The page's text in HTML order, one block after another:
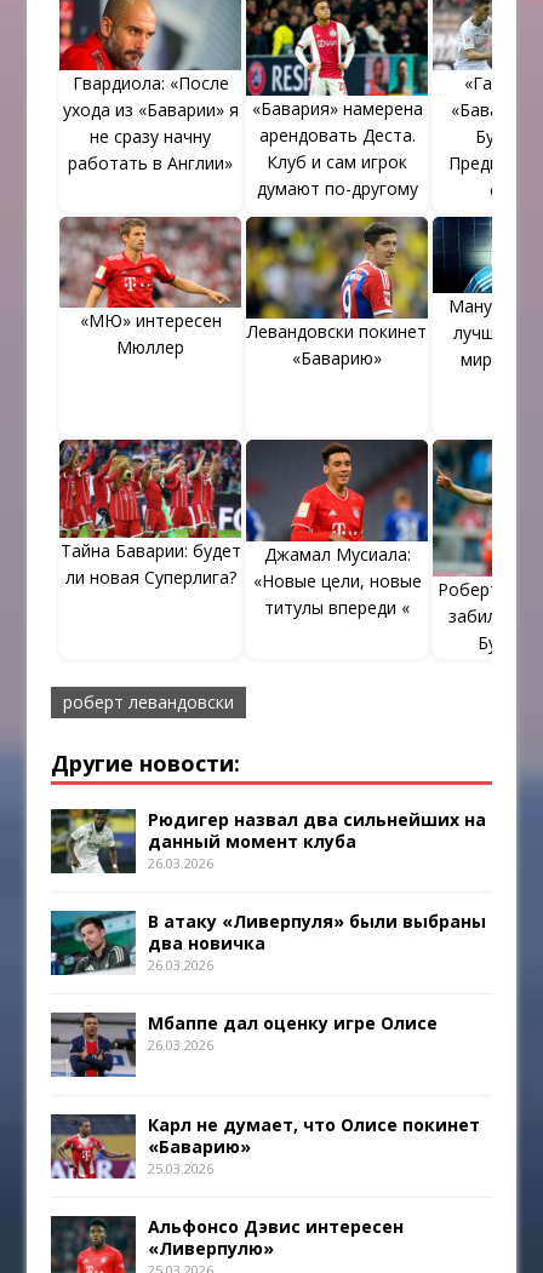
Гвардиола: «После
ухода из «Баварии» я
не сразу начну
работать в Англии»
«Бавария» намерена
арендовать Деста.
Клуб и сам игрок
думают по-другому
«МЮ» интересен
Мюллер
Левандовски покинет
«Баварию»
Мануэль
лучший
мира
Тайна Баварии: будет
ли новая Суперлига?
Джамал Мусиала:
«Новые цели, новые
титулы впереди «
Роберт
забил
роберт левандовски
Другие новости:
Рюдигер назвал два сильнейших на
данный момент клуба
26.03.2026
В атаку «Ливерпуля» были выбраны
два новичка
26.03.2026
Мбаппе дал оценку игре Олисе
26.03.2026
Карл не думает, что Олисе покинет
«Баварию»
25.03.2026
Альфонсо Дэвис интересен
«Ливерпулю»